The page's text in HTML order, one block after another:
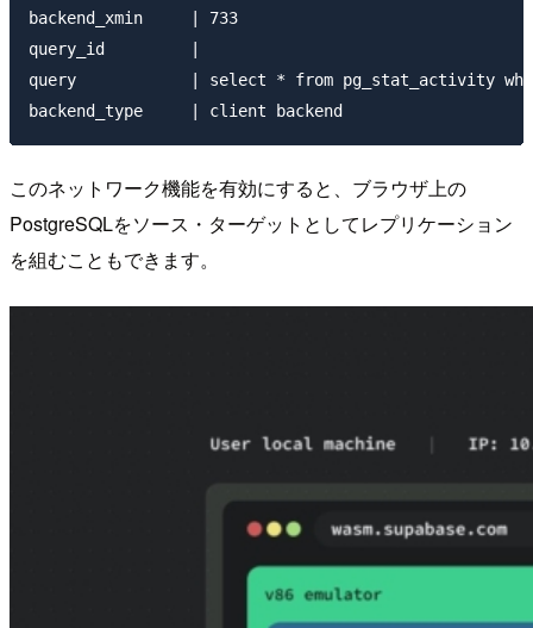
backend_xmin     | 733
query_id         |
query            | select * from pg_stat_activity
このネットワーク機能を有効にすると、ブラウザ上の
PostgreSQLをソース・ターゲットとしてレプリケーション
を組むこともできます。